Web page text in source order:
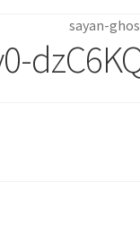
sayan-